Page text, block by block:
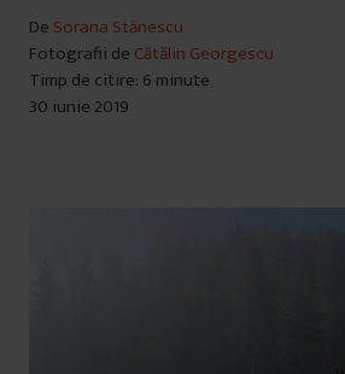
De Sorana Stănescu
Fotografii de Cătălin Georgescu
Timp de citire: 6 minute
30 iunie 2019